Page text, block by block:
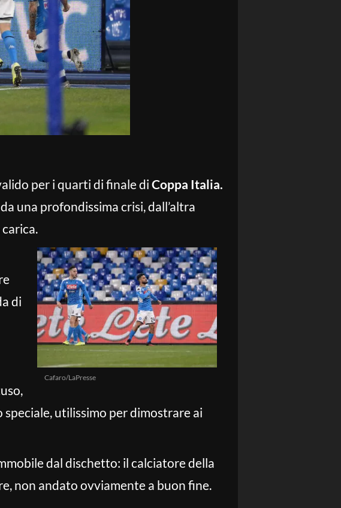
per i quarti di finale di Coppa Italia.
una profondissima crisi, dall’altra
Cafaro/LaPresse
di
utilissimo per dimostrare ai
dal dischetto: il calciatore della
non andato ovviamente a buon fine.